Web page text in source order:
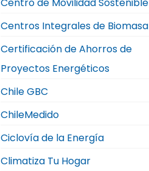
Centros Integrales de Biomasa
Certificación de Ahorros de
Proyectos Energéticos
Chile GBC
ChileMedido
Ciclovía de la Energía
Climatiza Tu Hogar